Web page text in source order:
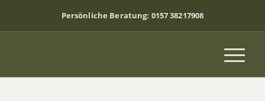
Persönliche Beratung: 0157 38217908